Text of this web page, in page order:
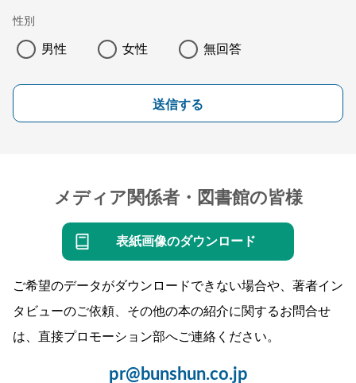
性別
男性 女性 無回答
送信する
メディア関係者・図書館の皆様
表紙画像のダウンロード
ご希望のデータがダウンロードできない場合や、著者イン
タビューのご依頼、その他の本の紹介に関するお問合せ
は、直接プロモーション部へご連絡ください。
pr@bunshun.co.jp